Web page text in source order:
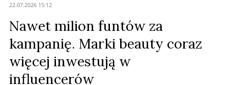
22.07.2026 15:12
Nawet milion funtów za
kampanię. Marki beauty coraz
więcej inwestują w
influencerów